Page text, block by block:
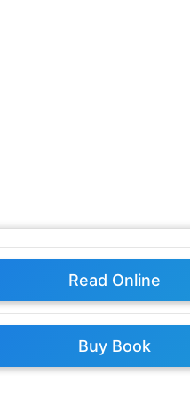
Read Online
Buy Book